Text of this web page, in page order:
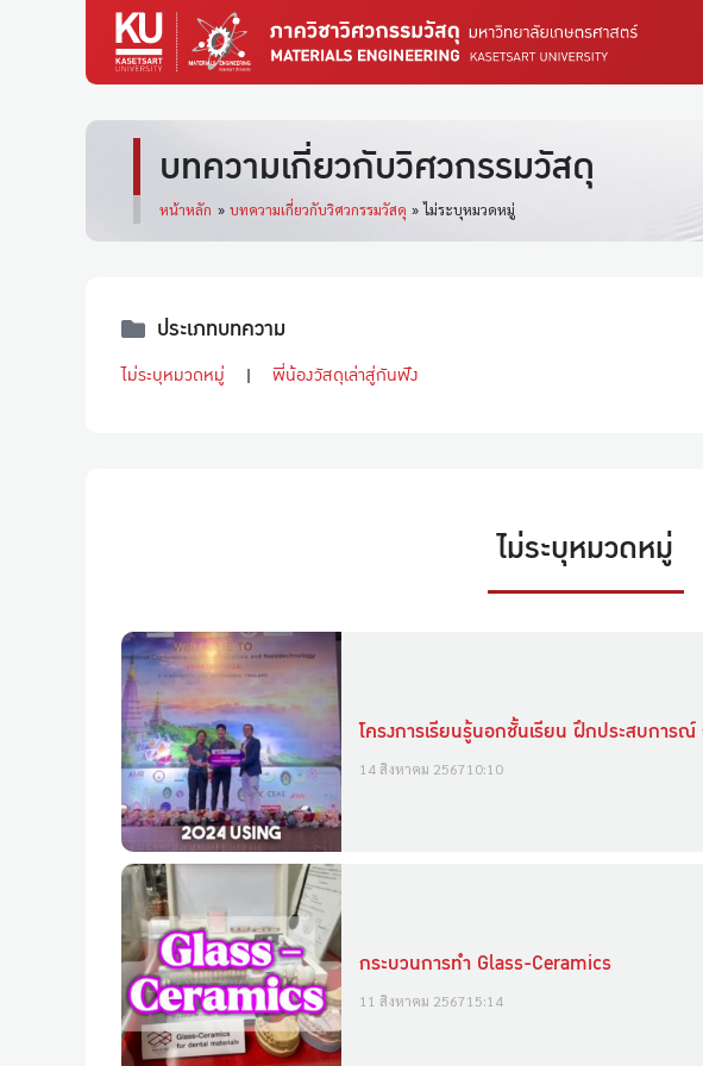
บทความเกี่ยวกับวิศวกรรมวัสดุ
หน้าหลัก » บทความเกี่ยวกับวิศวกรรมวัสดุ » ไม่ระบุหมวดหมู่
ประเภทบทความ
ไม่ระบุหมวดหมู่ พี่น้องวัสดุเล่าสู่กันฟัง
ไม่ระบุหมวดหมู่
โครงการเรียนรู้นอกชั้นเรียน ฝึกประสบการ
14 สิงหาคม 256710:10
กระบวนการทำ Glass-Ceramics
11 สิงหาคม 256715:14